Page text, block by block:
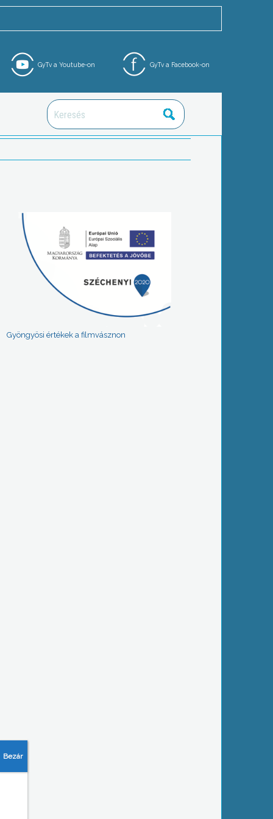
GyTv a Facebook-on
GyTv a Youtube-on
Gyöngyösi értékek a filmvásznon